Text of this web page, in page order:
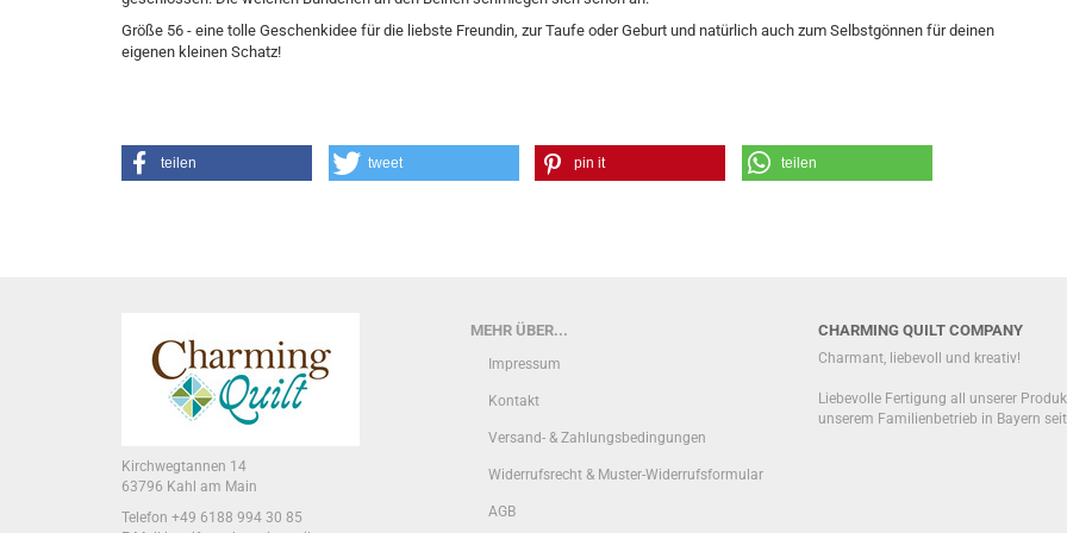
Größe 56 - eine tolle Geschenkidee für die liebste Freundin, zur Taufe oder Geburt und natürlich auch zum Selbstgönnen für deinen
eigenen kleinen Schatz!
teilen tweet pin it teilen
MEHR ÜBER...
Impressum
Kontakt
Versand- & Zahlungsbedingungen
Widerrufsrecht & Muster-Widerrufsformular
AGB
CHARMING QUILT COMPANY
Charmant, liebevoll und kreativ!
Liebevolle Fertigung all unserer
unserem Familienbetrieb in Bayern
Kirchwegtannen 14
63796 Kahl am Main
Telefon +49 6188 994 30 85